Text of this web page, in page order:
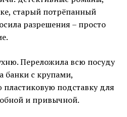
старый потрёпанный
разрешения – просто
Переложила всю посуду
банки с крупами,
подставку для
и привычной.